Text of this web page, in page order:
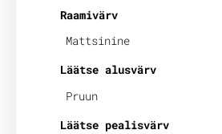
Raamivärv
Mattsinine
Läätse alusvärv
Pruun
Läätse pealisvärv